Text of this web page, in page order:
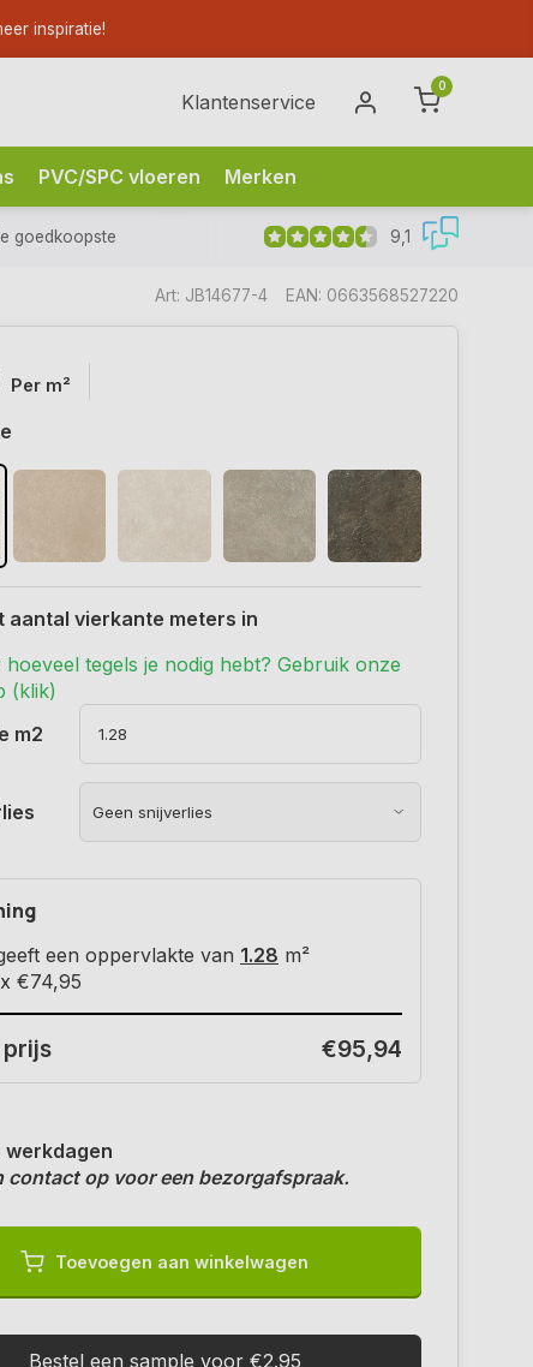
inspiratie!
Klantenservice
0
PVC/SPC vloeren Merken
goedkoopste 9,1
Art: JB14677-4 EAN: 0663568527220
Per m²
aantal vierkante meters in
hoeveel tegels je nodig hebt? Gebruik onze
(klik)
m2
een oppervlakte van 1.28 m²
€74,95
€95,94
werkdagen
contact op voor een bezorgafspraak.
Toevoegen aan winkelwagen
Bestel een sample voor €2.95